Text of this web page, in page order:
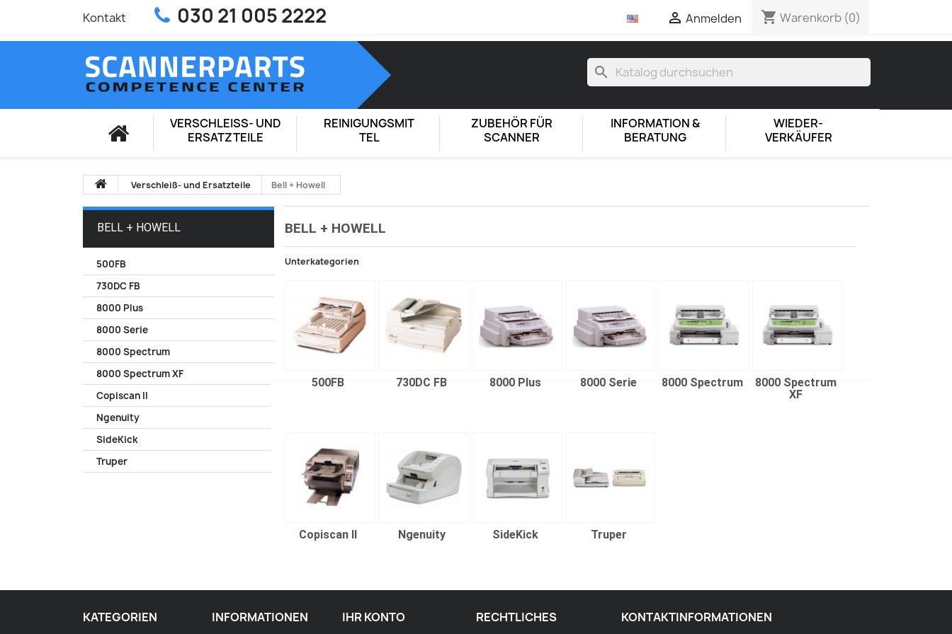
Kontakt 030 21 005 2222  Anmelden shopping_cart Warenkorb (0)
search
VERSCHLEISS- UND E
RSATZTEILE
REINIGUNGSMIT
TEL
ZUBEHÖR FÜR
SCANNER
INFORMATION &
BERATUNG
WIEDER-
VERKÄUFER
Verschleiß- und Ersatzteile Bell + Howell
BELL + HOWELL
500FB
730DC FB
8000 Plus
8000 Serie
8000 Spectrum
8000 Spectrum XF
Copiscan II
Ngenuity
SideKick
Truper
BELL + HOWELL
Unterkategorien
500FB 730DC FB 8000 Plus 8000 Serie 8000 Spectrum
8000 Spectrum
XF
Copiscan II Ngenuity SideKick Truper
KATEGORIEN INFORMATIONEN IHR KONTO RECHTLICHES KONTAKTINFORMATIONEN